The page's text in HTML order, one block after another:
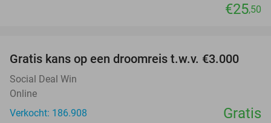
€25,50
Gratis kans op een droomreis t.w.v. €3.000
Social Deal Win
Online
Verkocht: 186.908
Gratis